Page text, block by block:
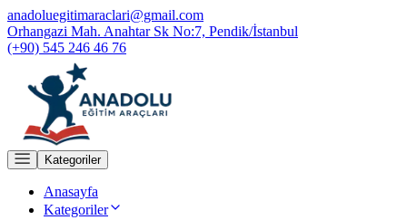
anadoluegitimaraclari@gmail.com
Orhangazi Mah. Anahtar Sk No:7, Pendik/İstanbul
(+90) 545 246 46 76
Kategoriler
Anasayfa
Kategoriler